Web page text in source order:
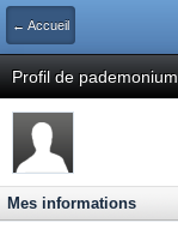
← Accueil
Profil de pademonium
Mes informations